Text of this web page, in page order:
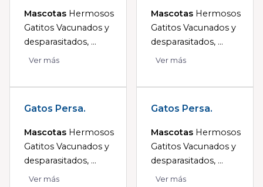
Mascotas Hermosos
Gatitos Vacunados y
desparasitados, ...
Ver más
Mascotas Hermosos
Gatitos Vacunados y
desparasitados, ...
Ver más
Gatos Persa.
Mascotas Hermosos
Gatitos Vacunados y
desparasitados, ...
Ver más
Gatos Persa.
Mascotas Hermosos
Gatitos Vacunados y
desparasitados, ...
Ver más